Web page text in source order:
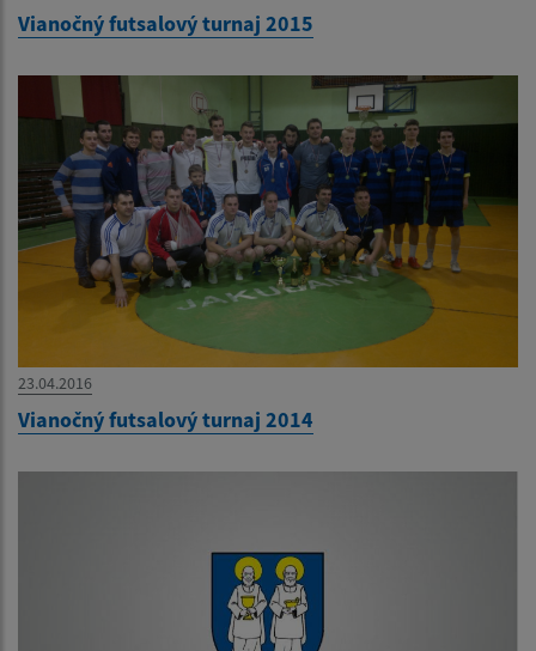
Vianočný futsalový turnaj 2015
23.04.2016
Vianočný futsalový turnaj 2014